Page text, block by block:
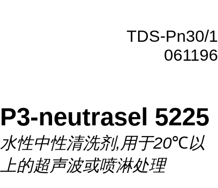
TDS-Pn30/1
061196
P3-neutrasel 5225
水性中性清洗剂,用于20℃以
上的超声波或喷淋处理